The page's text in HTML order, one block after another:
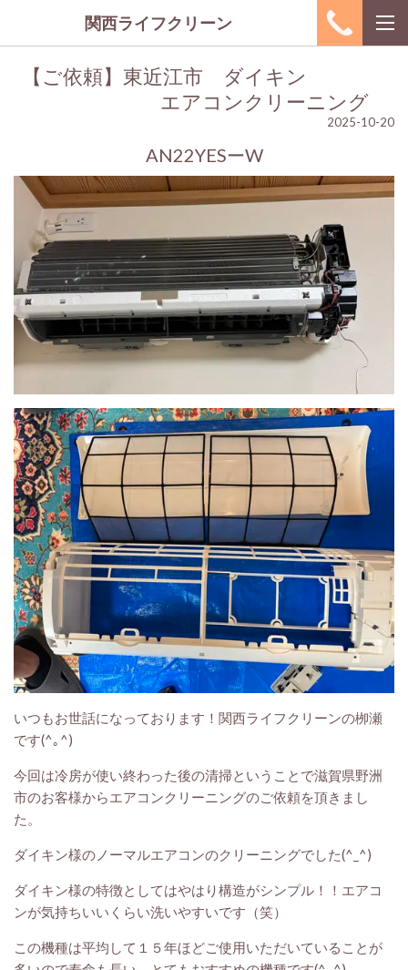
関西ライフクリーン
【ご依頼】東近江市 ダイキン
エアコンクリーニング
2025-10-20
AN22YESーW
いつもお世話になっております！関西ライフクリーンの栁瀬
です(^｡^)
今回は冷房が使い終わった後の清掃ということで滋賀県野洲
市のお客様からエアコンクリーニングのご依頼を頂きまし
た。
ダイキン様のノーマルエアコンのクリーニングでした(^_^)
ダイキン様の特徴としてはやはり構造がシンプル！！エアコ
ンが気持ちいいくらい洗いやすいです（笑）
この機種は平均して１５年ほどご使用いただいていることが